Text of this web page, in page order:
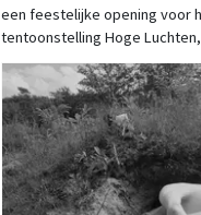
HOGE LUCHTEN
een feestelijke opening voor
tentoonstelling Hoge